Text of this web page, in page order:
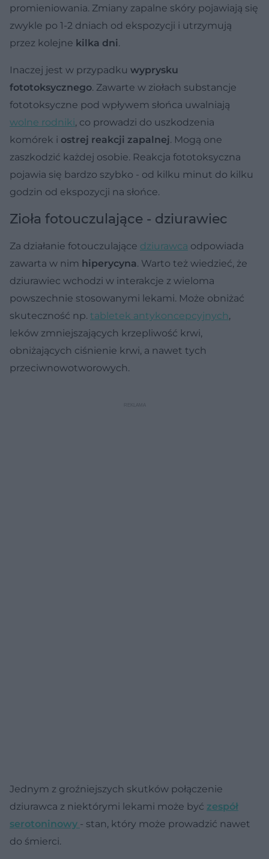
promieniowania. Zmiany zapalne skóry pojawiają się
zwykle po 1-2 dniach od ekspozycji i utrzymują
przez kolejne kilka dni.
Inaczej jest w przypadku wyprysku
fototoksycznego. Zawarte w ziołach substancje
fototoksyczne pod wpływem słońca uwalniają
wolne rodniki, co prowadzi do uszkodzenia
komórek i ostrej reakcji zapalnej. Mogą one
zaszkodzić każdej osobie. Reakcja fototoksyczna
pojawia się bardzo szybko - od kilku minut do kilku
godzin od ekspozycji na słońce.
Zioła fotouczulające - dziurawiec
Za działanie fotouczulające dziurawca odpowiada
zawarta w nim hiperycyna. Warto też wiedzieć, że
dziurawiec wchodzi w interakcje z wieloma
powszechnie stosowanymi lekami. Może obniżać
skuteczność np. tabletek antykoncepcyjnych,
leków zmniejszających krzepliwość krwi,
obniżających ciśnienie krwi, a nawet tych
przeciwnowotworowych.
Jednym z groźniejszych skutków połączenie
dziurawca z niektórymi lekami może być zespół
serotoninowy - stan, który może prowadzić nawet
do śmierci.